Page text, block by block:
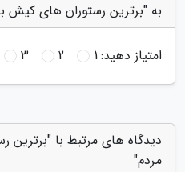
به "برترین رستوران های کیش
امتیاز دهید:1
2
3
دیدگاه های مرتبط با
مردم"